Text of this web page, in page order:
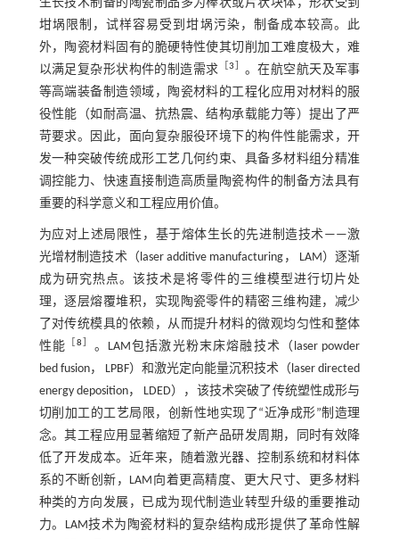
生长技术制备的陶瓷制品多为棒状或片状块体，形状受到
坩埚限制，试样容易受到坩埚污染，制备成本较高。此
外，陶瓷材料固有的脆硬特性使其切削加工难度极大，难
以满足复杂形状构件的制造需求 ［3
。在航空航天及军事
等高端装备制造领域，陶瓷材料的工程化应用对材料的服
役性能（如耐高温、抗热震、结构承载能力等）提出了严
苛要求。因此，面向复杂服役环境下的构件性能需求，开
发一种突破传统成形工艺几何约束、具备多材料组分精准
调控能力、快速直接制造高质量陶瓷构件的制备方法具有
重要的科学意义和工程应用价值。
为应对上述局限性，基于熔体生长的先进制造技术——激
光增材制造技术（laser additive manufacturing， LAM）逐渐
成为研究热点。该技术是将零件的三维模型进行切片处
理，逐层熔覆堆积，实现陶瓷零件的精密三维构建，减少
了对传统模具的依赖，从而提升材料的微观均匀性和整体
性能 ［8
。LAM包括激光粉末床熔融技术（laser powder
bed fusion， LPBF）和激光定向能量沉积技术（laser directed
energy deposition， LDED），该技术突破了传统塑性成形与
切削加工的工艺局限，创新性地实现了“近净成形”制造理
念。其工程应用显著缩短了新产品研发周期，同时有效降
低了开发成本。近年来，随着激光器、控制系统和材料体
系的不断创新，LAM向着更高精度、更大尺寸、更多材料
种类的方向发展，已成为现代制造业转型升级的重要推动
力。LAM技术为陶瓷材料的复杂结构成形提供了革命性解